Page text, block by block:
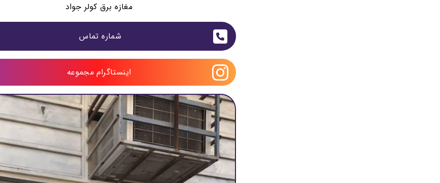
مغازه برق کولر جواد
شماره تماس
اینستاگرام مجموعه